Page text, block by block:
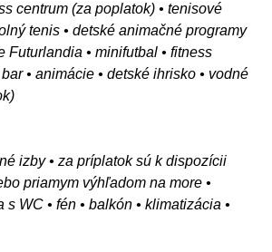
centrum (za poplatok) • tenisové
tenis • detské animačné programy
Futurlandia • minifutbal • fitness
• animácie • detské ihrisko • vodné
izby • za príplatok sú k dispozícii
priamym výhľadom na more •
s WC • fén • balkón • klimatizácia •